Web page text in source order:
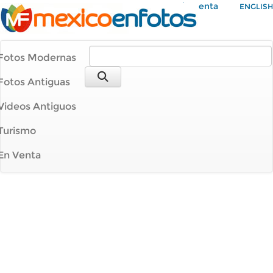
Mi Cuenta ENGLISH
Modernas
Antiguas
Antiguos
Venta